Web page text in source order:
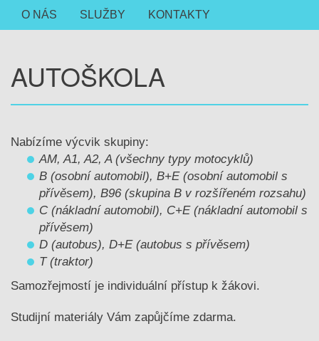
O NÁS SLUŽBY KONTAKTY
AUTOŠKOLA
Nabízíme výcvik skupiny:
AM, A1, A2, A (všechny typy motocyklů)
B (osobní automobil), B+E (osobní automobil s
přívěsem), B96 (skupina B v rozšířeném rozsahu)
C (nákladní automobil), C+E (nákladní automobil s
přívěsem)
D (autobus), D+E (autobus s přívěsem)
T (traktor)
Samozřejmostí je individuální přístup k žákovi.
Studijní materiály Vám zapůjčíme zdarma.